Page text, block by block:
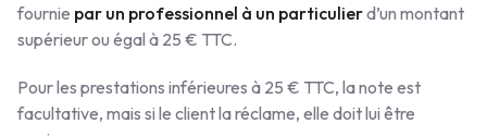
fournie par un professionnel à un particulierd’un montant
supérieur ou égal à 25 € TTC.
Pour les prestations inférieures à 25 € TTC, la note est
facultative, mais si le client la réclame, elle doit lui être